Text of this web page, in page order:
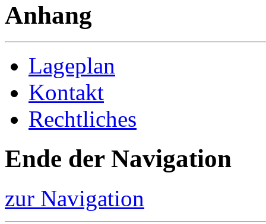
Anhang
Lageplan
Kontakt
Rechtliches
Ende der Navigation
zur Navigation